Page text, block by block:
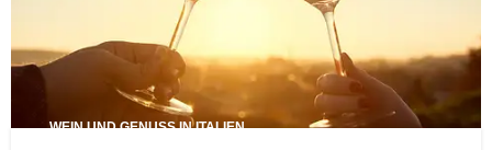
WEIN UND GENUSS IN ITALIEN